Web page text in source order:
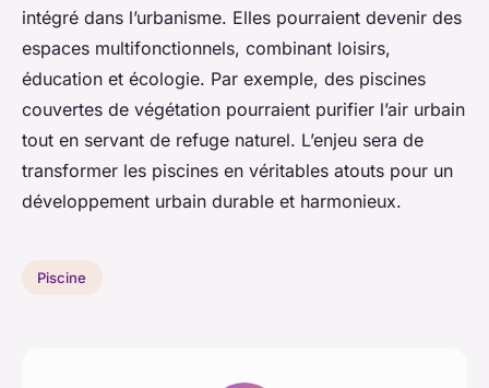
intégré dans l’urbanisme. Elles pourraient devenir des
espaces multifonctionnels, combinant loisirs,
éducation et écologie. Par exemple, des piscines
couvertes de végétation pourraient purifier l’air urbain
tout en servant de refuge naturel. L’enjeu sera de
transformer les piscines en véritables atouts pour un
développement urbain durable et harmonieux.
Piscine